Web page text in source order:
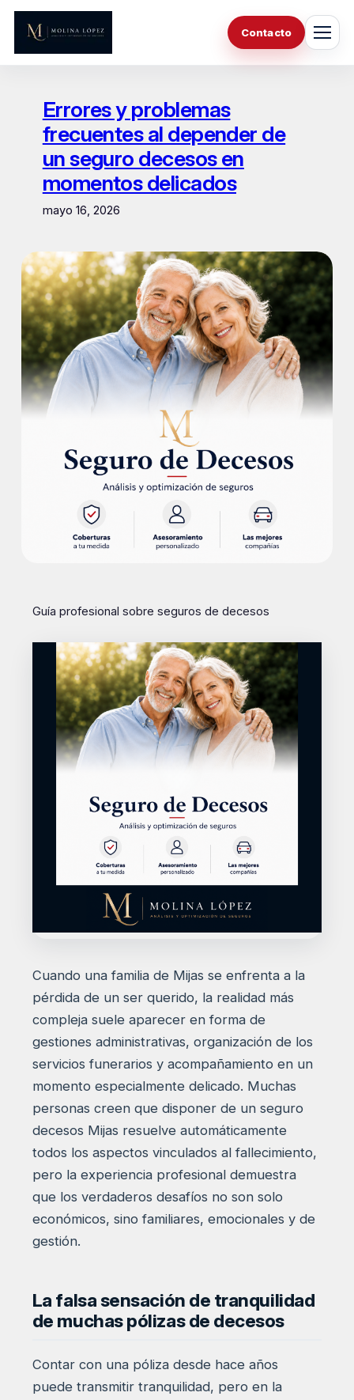
Saltar
contenido
Contacto
Errores y problemas
frecuentes al depender de
un seguro decesos en
momentos delicados
mayo 16, 2026
Guía profesional sobre seguros de decesos
Cuando una familia de Mijas se enfrenta a la
pérdida de un ser querido, la realidad más
compleja suele aparecer en forma de
gestiones administrativas, organización de los
servicios funerarios y acompañamiento en un
momento especialmente delicado. Muchas
personas creen que disponer de un seguro
decesos Mijas resuelve automáticamente
todos los aspectos vinculados al fallecimiento,
pero la experiencia profesional demuestra
que los verdaderos desafíos no son solo
económicos, sino familiares, emocionales y de
gestión.
La falsa sensación de tranquilidad
de muchas pólizas de decesos
Contar con una póliza desde hace años
puede transmitir tranquilidad, pero en la